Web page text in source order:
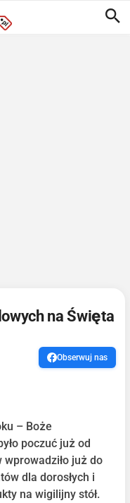
na Święta
Obserwuj nas
– Boże
poczuć już od
już do
dla dorosłych i
na wigilijny stół.